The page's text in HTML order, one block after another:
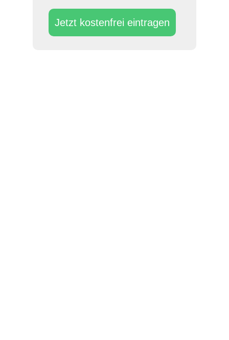
Jetzt kostenfrei eintragen